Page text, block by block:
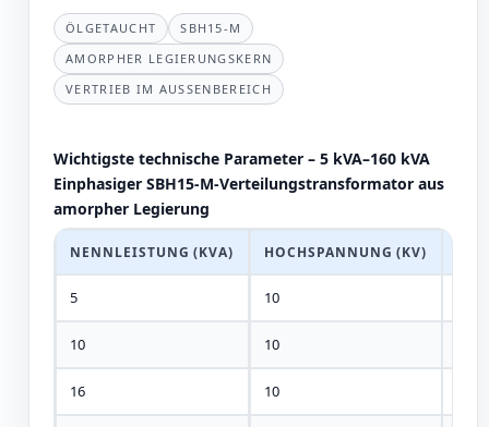
ÖLGETAUCHT
SBH15-M
AMORPHER LEGIERUNGSKERN
VERTRIEB IM AUSSENBEREICH
Wichtigste technische Parameter – 5 kVA–160 kVA
Einphasiger SBH15-M-Verteilungstransformator aus
amorpher Legierung
NENNLEISTUNG (KVA) HOCHSPANNUNG (KV)
5 10
10 10
16 10